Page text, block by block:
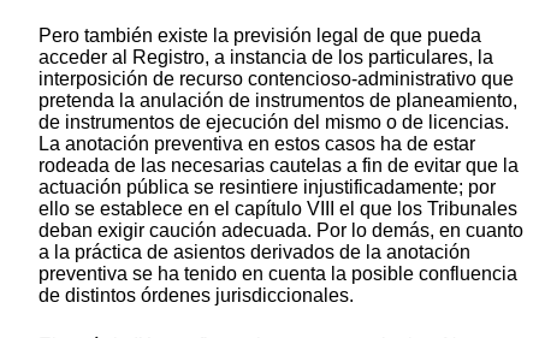
Pero también existe la previsión legal de que pueda
acceder al Registro, a instancia de los particulares, la
interposición de recurso contencioso-administrativo que
pretenda la anulación de instrumentos de planeamiento,
de instrumentos de ejecución del mismo o de licencias.
La anotación preventiva en estos casos ha de estar
rodeada de las necesarias cautelas a fin de evitar que la
actuación pública se resintiere injustificadamente; por
ello se establece en el capítulo VIII el que los Tribunales
deban exigir caución adecuada. Por lo demás, en cuanto
a la práctica de asientos derivados de la anotación
preventiva se ha tenido en cuenta la posible confluencia
de distintos órdenes jurisdiccionales.